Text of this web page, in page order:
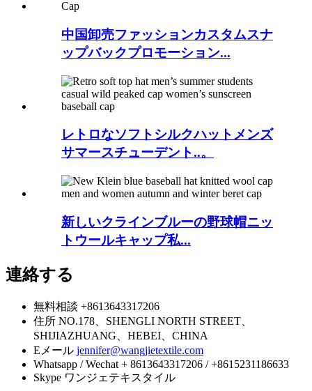
中国卸売ファッションカスタムスナ
ップバックプロモーション...
レトロなソフトシルクハットメンズ
サマースチューデント..。
新しいクラインブルーの野球帽ニッ
トウールキャップ私...
連絡する
無料相談 +8613643317206
住所 NO.178、SHENGLI NORTH STREET、
SHIJIAZHUANG、HEBEI、CHINA
Eメール jennifer@wangjietextile.com
Whatsapp / Wechat + 8613643317206 / +8615231186633
Skype ワンジェテキスタイル